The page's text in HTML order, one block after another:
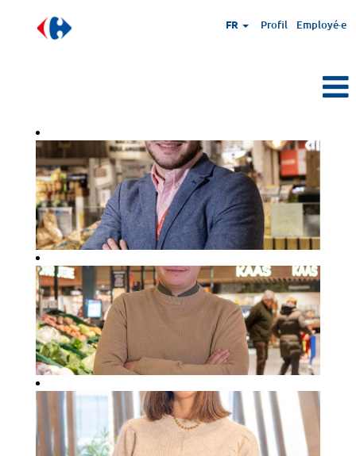
FR Profil Employé·e
Graduate